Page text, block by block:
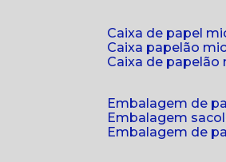
caixa de papel
caixa papelão
caixa de
embalagem de
embalagem
embalagem de